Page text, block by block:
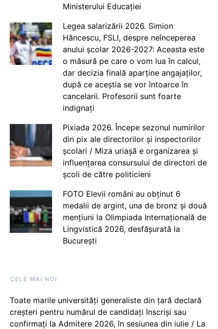
Ministerului Educației
Legea salarizării 2026. Simion
Hăncescu, FSLI, despre neînceperea
anului școlar 2026-2027: Aceasta este
o măsură pe care o vom lua în calcul,
dar decizia finală aparține angajaților,
după ce aceștia se vor întoarce în
cancelarii. Profesorii sunt foarte
indignați
Pixiada 2026. Începe sezonul numirilor
din pix ale directorilor și inspectorilor
școlari / Miza uriașă e organizarea și
influențarea consursului de directori de
școli de către politicieni
FOTO Elevii români au obținut 6
medalii de argint, una de bronz și două
mențiuni la Olimpiada Internațională de
Lingvistică 2026, desfășurată la
București
CELE MAI NOI
Toate marile universități generaliste din țară declară
creșteri pentru numărul de candidați înscriși sau
confirmați la Admitere 2026, în sesiunea din iulie / La